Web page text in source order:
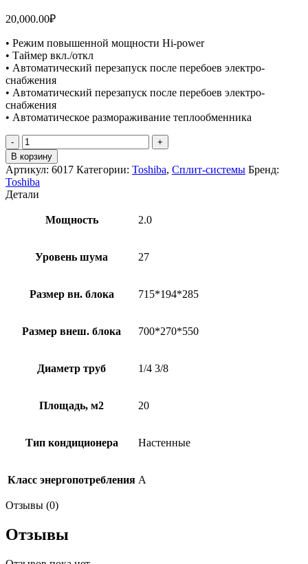
20,000.00₽
• Режим повышенной мощности Hi-power
• Таймер вкл./откл
• Автоматический перезапуск после перебоев электро-
снабжения
• Автоматический перезапуск после перебоев электро-
снабжения
• Автоматическое размораживание теплообменника
Количество
товара
TOSHIBA
RAS-
07U2KHS/RAS-
07U2AHS-
В корзину
Артикул: 6017 Категории: Toshiba, Сплит-системы Бренд:
Toshiba
Детали
Мощность 2.0
Уровень шума 27
Размер вн. блока 715*194*285
Размер внеш. блока 700*270*550
Диаметр труб 1/4 3/8
Площадь, м2 20
Тип кондиционера Настенные
Класс энергопотребления А
Отзывы (0)
Отзывы